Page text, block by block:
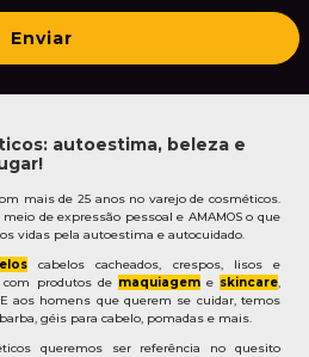
Enviar
autoestima, beleza e
mais de 25 anos no varejo de cosméticos.
de expressão pessoal e AMAMOS o que
vidas pela autoestima e autocuidado.
cabelos cacheados, crespos, lisos e
produtos de maquiageme skincare,
aos homens que querem se cuidar, temos
géis para cabelo, pomadas e mais.
queremos ser referência no quesito